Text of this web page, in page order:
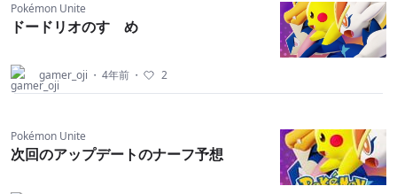
Pokémon Unite
ドードリオのすゝめ
gamer_oji ・ 4年前 ・ 2
Pokémon Unite
次回のアップデートのナーフ予想